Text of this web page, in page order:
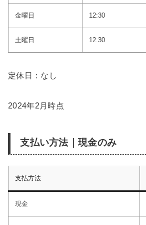
金曜日 12:30
土曜日 12:30
定休日：なし
2024年2月時点
支払い方法｜現金のみ
支払方法
現金